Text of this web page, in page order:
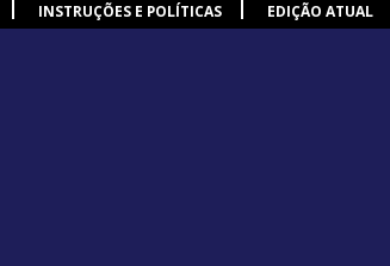
INSTRUÇÕES E POLÍTICAS EDIÇÃO ATUAL